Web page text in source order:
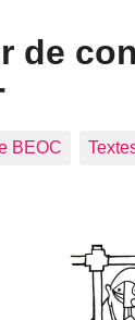
de
BEOC